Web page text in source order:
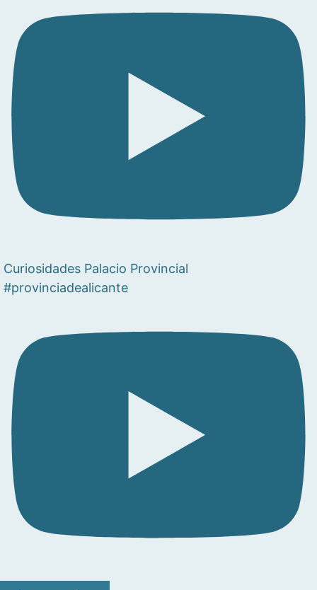
Curiosidades Palacio Provincial
#provinciadealicante